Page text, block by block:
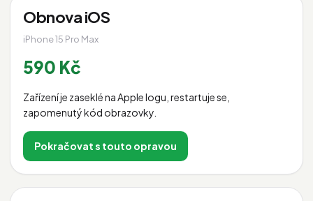
Obnova iOS
iPhone 15 Pro Max
590 Kč
Zařízení je zaseklé na Apple logu, restartuje se,
zapomenutý kód obrazovky.
Pokračovat s touto opravou